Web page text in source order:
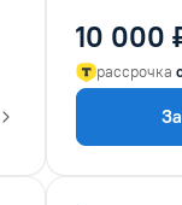
10 000
рассрочка